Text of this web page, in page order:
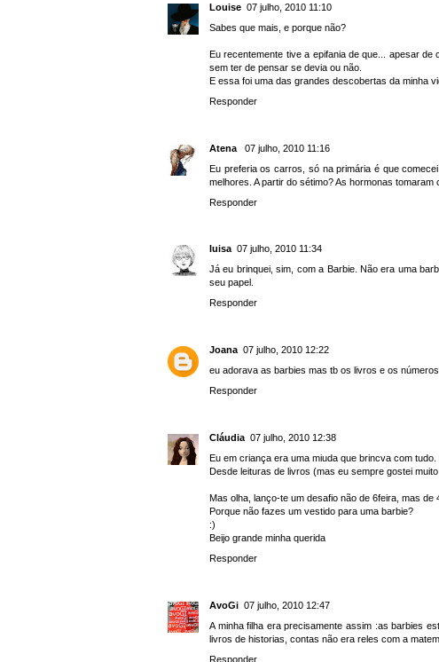
Louise 07 julho, 2010 11:10
Sabes que mais, e porque não?
Eu recentemente tive a epifania de que... apesar
sem ter de pensar se devia ou não.
E essa foi uma das grandes descobertas da minha
Responder
Atena
07 julho, 2010 11:16
Eu preferia os carros, só na primária é que
melhores. A partir do sétimo? As hormonas
Responder
luisa 07 julho, 2010 11:34
Já eu brinquei, sim, com a Barbie. Não era uma
seu papel.
Responder
Joana 07 julho, 2010 12:22
eu adorava as barbies mas tb os livros e os
Responder
Cláudia 07 julho, 2010 12:38
Eu em criança era uma miuda que brincva com tudo.
Desde leituras de livros (mas eu sempre gostei
Mas olha, lanço-te um desafio não de 6feira, mas de
Porque não fazes um vestido para uma barbie?
:)
Beijo grande minha querida
Responder
AvoGi 07 julho, 2010 12:47
A minha filha era precisamente assim :as barbies
livros de historias, contas não era reles com a
Responder